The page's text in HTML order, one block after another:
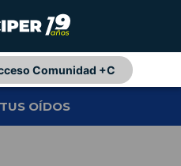
Comunidad +C
OÍDOS